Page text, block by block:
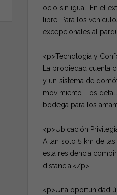
ocio sin igual. En el
libre. Para los
excepcionales al
<p>Tecnología y
La propiedad cuenta
y un sistema de
movimiento. Los
bodega para los
<p>Ubicación
A tan solo 5 km de
esta residencia
distancia.</p>
<p>Una oportunidad